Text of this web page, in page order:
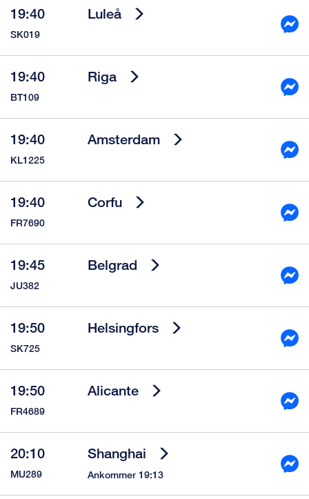
19:40 Luleå
SK019
19:40 Riga
BT109
19:40 Amsterdam
KL1225
19:40 Corfu
FR7690
19:45 Belgrad
JU382
19:50 Helsingfors
SK725
19:50 Alicante
FR4689
20:10 Shanghai
MU289 Ankommer 19:13